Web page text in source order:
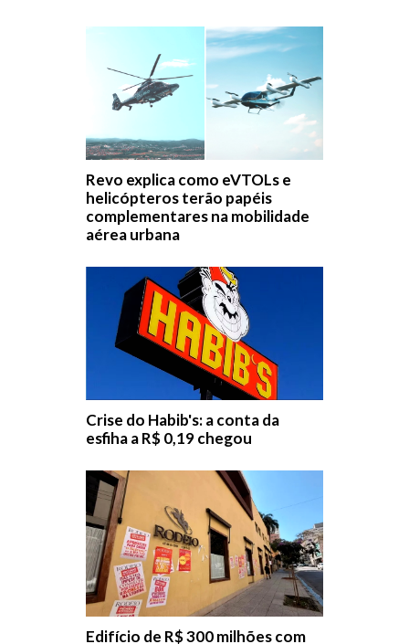
Revo explica como eVTOLs e
helicópteros terão papéis
complementares na mobilidade
aérea urbana
Crise do Habib's: a conta da
esfiha a R$ 0,19 chegou
Edifício de R$ 300 milhões com